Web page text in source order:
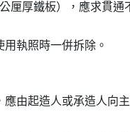
公厘厚鐵板），應求貫
用執照時一併拆除。
應由起造人或承造人向